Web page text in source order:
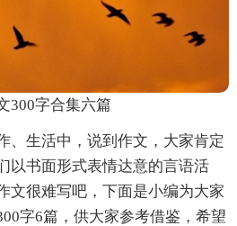
300字合集六篇
、生活中，说到作文，大家肯定
以书面形式表情达意的言语活
文很难写吧，下面是小编为大家
字6篇，供大家参考借鉴，希望